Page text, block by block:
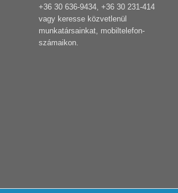
+36 30 636-9434, +36 30 231-414
vagy keresse közvetlenül
munkatársainkat, mobiltelefon-
számaikon.